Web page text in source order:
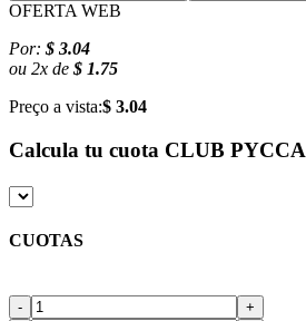
OFERTA WEB
Por: $ 3.04
ou 2x de $ 1.75
Preço a vista:$ 3.04
Calcula tu cuota CLUB PYCCA
CUOTAS
- +